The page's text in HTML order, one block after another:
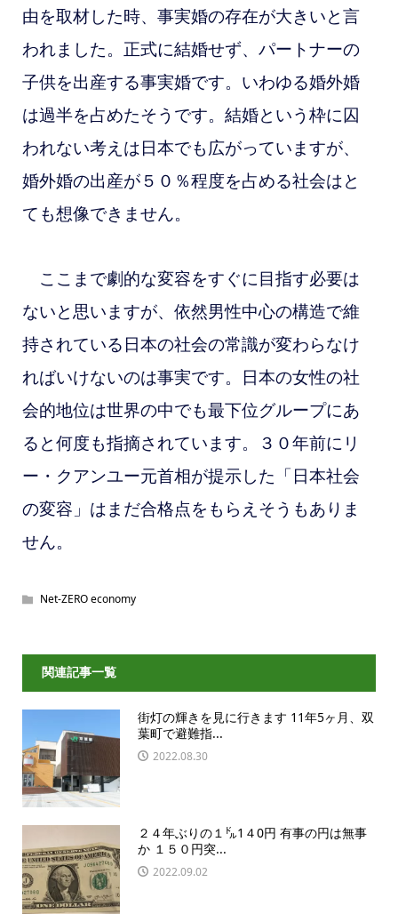
由を取材した時、事実婚の存在が大きいと言
われました。正式に結婚せず、パートナーの
子供を出産する事実婚です。いわゆる婚外婚
は過半を占めたそうです。結婚という枠に囚
われない考えは日本でも広がっていますが、
婚外婚の出産が５０％程度を占める社会はと
ても想像できません。
ここまで劇的な変容をすぐに目指す必要は
ないと思いますが、依然男性中心の構造で維
持されている日本の社会の常識が変わらなけ
ればいけないのは事実です。日本の女性の社
会的地位は世界の中でも最下位グループにあ
ると何度も指摘されています。３０年前にリ
ー・クアンユー元首相が提示した「日本社会
の変容」はまだ合格点をもらえそうもありま
せん。
Net-ZERO economy
関連記事一覧
街灯の輝きを見に行きます 11年5ヶ月、双
葉町で避難指...
2022.08.30
２４年ぶりの１㌦1４0円 有事の円は無事
か １５０円突...
2022.09.02